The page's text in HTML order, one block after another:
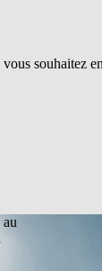
souhaitez